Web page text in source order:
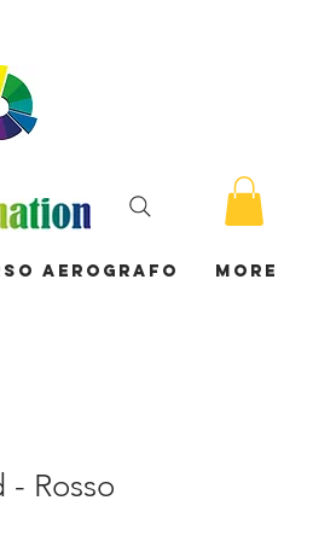
Aerografo More
- Rosso